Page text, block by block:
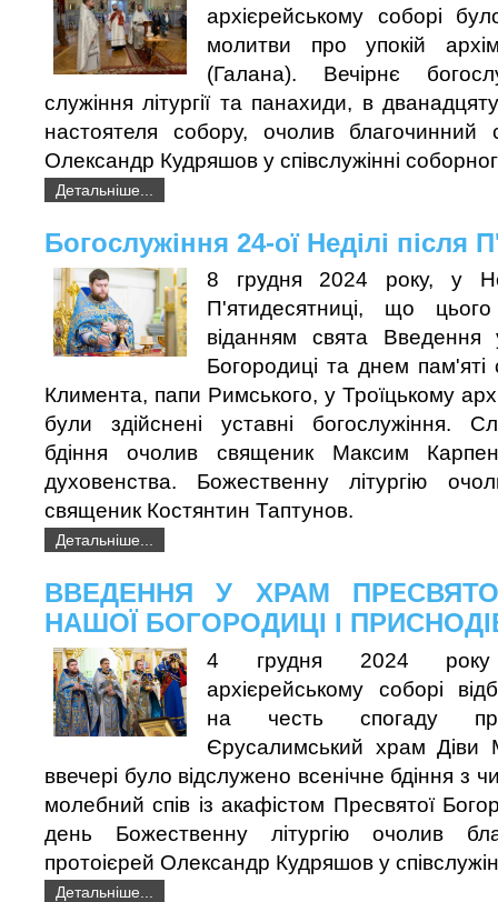
архієрейському соборі
молитви про упокій
(Галана). Вечірнє
служіння літургії та панахиди, в
настоятеля собору, очолив благочинний
Олександр Кудряшов у співслужінні
Детальніше...
Богослужіння 24-ої Неділі після
8 грудня 2024 року, у
П'ятидесятниці, що
віданням свята
Богородиці та днем
Климента, папи Римського, у Троїцькому
були здійснені уставні богослужіння.
бдіння очолив священик Максим
духовенства. Божественну літургію
священик Костянтин Таптунов.
Детальніше...
ВВЕДЕННЯ У ХРАМ
НАШОЇ БОГОРОДИЦІ І
4 грудня 2024 року
архієрейському соборі
на честь спогаду
Єрусалимський храм Діви
ввечері було відслужено всенічне бдіння з
молебний спів із акафістом Пресвятої
день Божественну літургію очолив
протоієрей Олександр Кудряшов у
Детальніше...